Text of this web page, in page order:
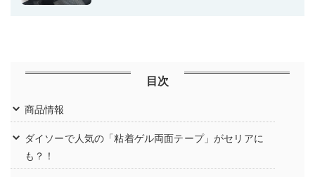
目次
商品情報
ダイソーで人気の「粘着ゲル両面テープ」がセリアに
も？！